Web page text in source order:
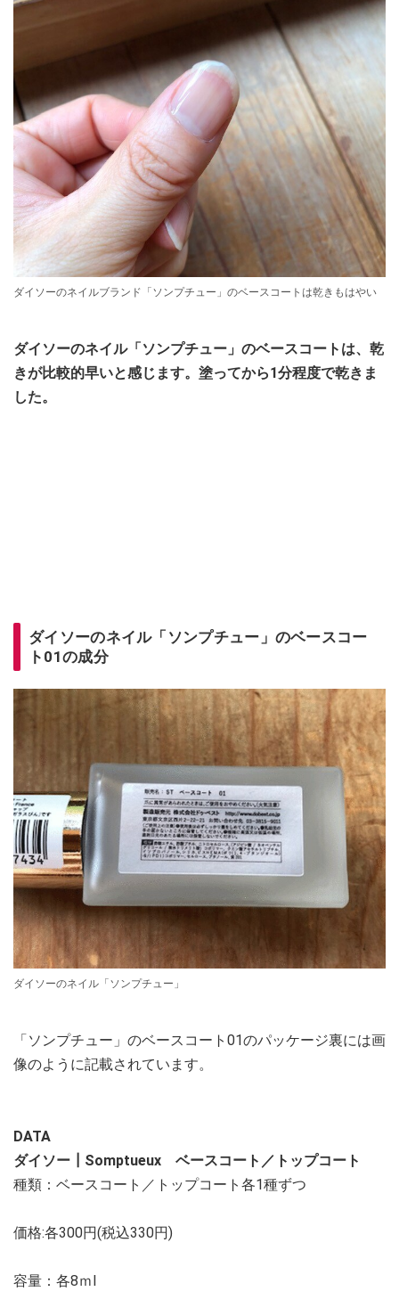
ダイソーのネイルブランド「ソンプチュー」のベースコートは乾きもはやい
ダイソーのネイル「ソンプチュー」のベースコートは、乾
きが比較的早いと感じます。塗ってから1分程度で乾きま
した。
ダイソーのネイル「ソンプチュー」のベースコー
ト01の成分
ダイソーのネイル「ソンプチュー」
「ソンプチュー」のベースコート01のパッケージ裏には画
像のように記載されています。
DATA
ダイソー┃Somptueux ベースコート／トップコート
種類：ベースコート／トップコート各1種ずつ
価格:各300円(税込330円)
容量：各8ｍl